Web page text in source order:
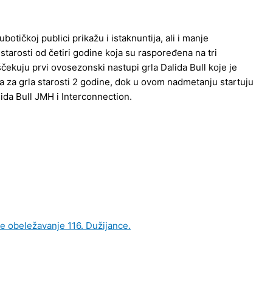
publici prikažu i istaknuntija, ali i manje
od četiri godine koja su raspoređena na tri
prvi ovosezonski nastupi grla Dalida Bull koje je
grla starosti 2 godine, dok u ovom nadmetanju startuju
Bull JMH i Interconnection.